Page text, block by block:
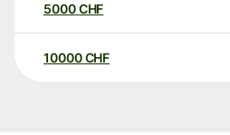
5000CHF
10000 CHF